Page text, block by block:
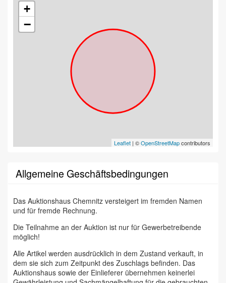
+
−
Leaflet | ©OpenStreetMapcontributors
Allgemeine Geschäftsbedingungen
Das Auktionshaus Chemnitz versteigert im fremden Namen
und für fremde Rechnung.
Die Teilnahme an der Auktion ist nur für Gewerbetreibende
möglich!
Alle Artikel werden ausdrücklich in dem Zustand verkauft, in
dem sie sich zum Zeitpunkt des Zuschlags befinden. Das
Auktionshaus sowie der Einlieferer übernehmen keinerlei